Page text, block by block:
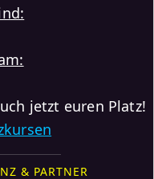
jetzt euren Platz!
& PARTNER